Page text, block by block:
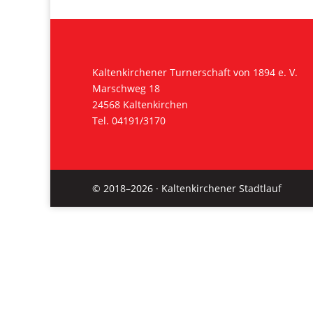
Kaltenkirchener Turnerschaft von 1894 e. V.
Marschweg 18
24568 Kaltenkirchen
Tel. 04191/3170
© 2018–2026 · Kaltenkirchener Stadtlauf